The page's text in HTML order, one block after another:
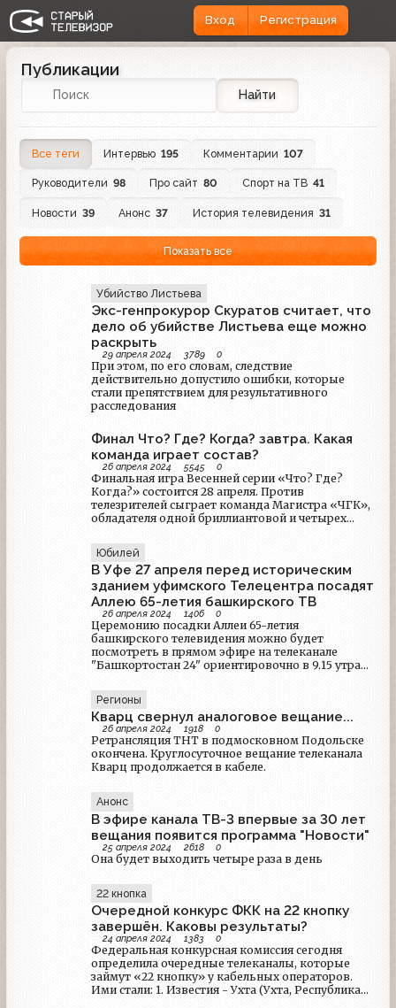
Вход Регистрация
Публикации
Найти
Все теги Интервью 195 Комментарии 107
Руководители 98 Про сайт 80 Спорт на ТВ 41
Новости 39 Анонс 37 История телевидения 31
Показать все
Убийство Листьева
Экс-генпрокурор Скуратов считает, что
дело об убийстве Листьева еще можно
раскрыть
29 апреля 2024 3789 0
При этом, по его словам, следствие
действительно допустило ошибки, которые
стали препятствием для результативного
расследования
Финал Что? Где? Когда? завтра. Какая
команда играет состав?
26 апреля 2024 5545 0
Финальная игра Весенней серии «Что? Где?
Когда?» состоится 28 апреля. Против
телезрителей сыграет команда Магистра «ЧГК»,
обладателя одной бриллиантовой и четырех
Официальный партнер интеллектуальной игры
«Что? Где? Когда?» – букмекерская компания
«Винлайн». Где смотреть «Что? Где? Когда?» 28
апреля с командой Поташева? Трансляция
финала Весенней серии состоится на Первом
канале и начнется сразу после программы
«Время».
Юбилей
В Уфе 27 апреля перед историческим
зданием уфимского Телецентра посадят
Аллею 65-летия башкирского ТВ
26 апреля 2024 1406 0
Церемонию посадки Аллеи 65-летия
башкирского телевидения можно будет
посмотреть в прямом эфире на телеканале
"Башкортостан 24" ориентировочно в 9.15 утра
Регионы
Кварц свернул аналоговое вещание...
26 апреля 2024 1918 0
Ретрансляция ТНТ в подмосковном Подольске
окончена. Круглосуточное вещание телеканала
Кварц продолжается в кабеле.
Анонс
В эфире канала ТВ-3 впервые за 30 лет
вещания появится программа "Новости"
25 апреля 2024 2618 0
Она будет выходить четыре раза в день
22 кнопка
Очередной конкурс ФКК на 22 кнопку
завершён. Каковы результаты?
24 апреля 2024 1383 0
Федеральная конкурсная комиссия сегодня
определила очередные телеканалы, которые
займут «22 кнопку» у кабельных операторов.
Ими стали: 1. Известия - Ухта (Ухта, Республика